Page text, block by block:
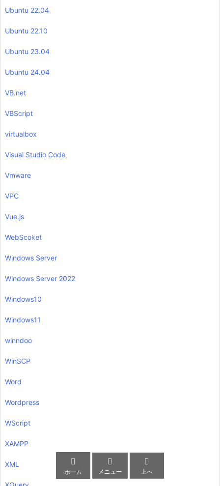
Ubuntu 22.04
Ubuntu 22.10
Ubuntu 23.04
Ubuntu 24.04
VB.net
VBScript
virtualbox
Visual Studio Code
Vmware
VPC
Vue.js
WebScoket
Windows Server
Windows Server 2022
Windows10
Windows11
winndoo
WinSCP
Word
Wordpress
WScript
XAMPP
XML 
ホーム

メニュー

上へ